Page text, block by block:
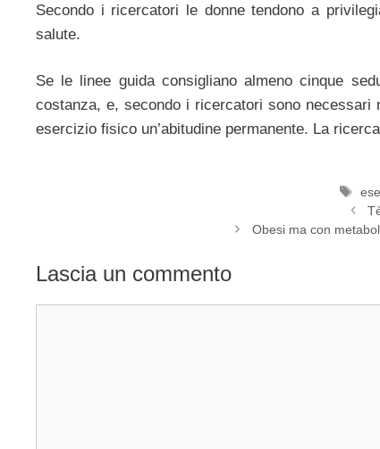
Secondo i ricercatori le donne tendono a
salute.
Se le linee guida consigliano almeno cinque
costanza, e, secondo i ricercatori sono
esercizio fisico un’abitudine permanente. La
Tag
Obesi ma con
Lascia un commento